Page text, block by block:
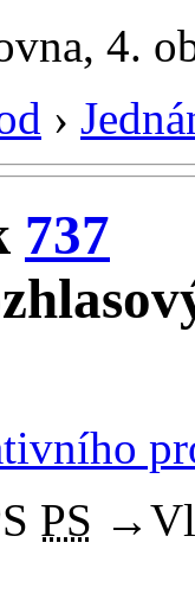
4.
›
737
PS →